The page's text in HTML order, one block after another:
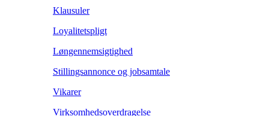
Klausuler
Loyalitetspligt
Løngennemsigtighed
Stillingsannonce og jobsamtale
Vikarer
Virksomhedsoverdragelse